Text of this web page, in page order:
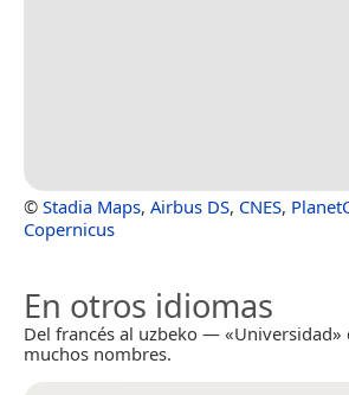
© Stadia Maps, Airbus DS, CNES,
Copernicus
En otros idiomas
Del francés al uzbeko — «Universidad»
muchos nombres.